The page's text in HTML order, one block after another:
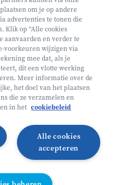
pagina
pagina
↗
Cookie policy
Integriteitsbeleid
van Freepik
om je op andere
advertenties te tonen die
Klik op “Alle cookies
aanvaarden en verder te
voorkeuren wijzigen via
mee dat, als je
dit een vlotte werking
Meer informatie over de
het doel van het plaatsen
die ze verzamelen en
in het cookiebeleid
Alle cookies
accepteren